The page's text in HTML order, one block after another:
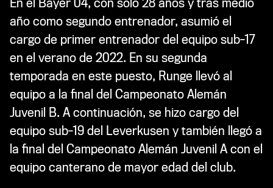
año como segundo entrenador, asumió el
cargo de primer entrenador del equipo sub-17
en el verano de 2022. En su segunda
temporada en este puesto, Runge llevó al
equipo a la final del Campeonato Alemán
Juvenil B. A continuación, se hizo cargo del
equipo sub-19 del Leverkusen y también llegó a
la final del Campeonato Alemán Juvenil A con el
equipo canterano de mayor edad del club.